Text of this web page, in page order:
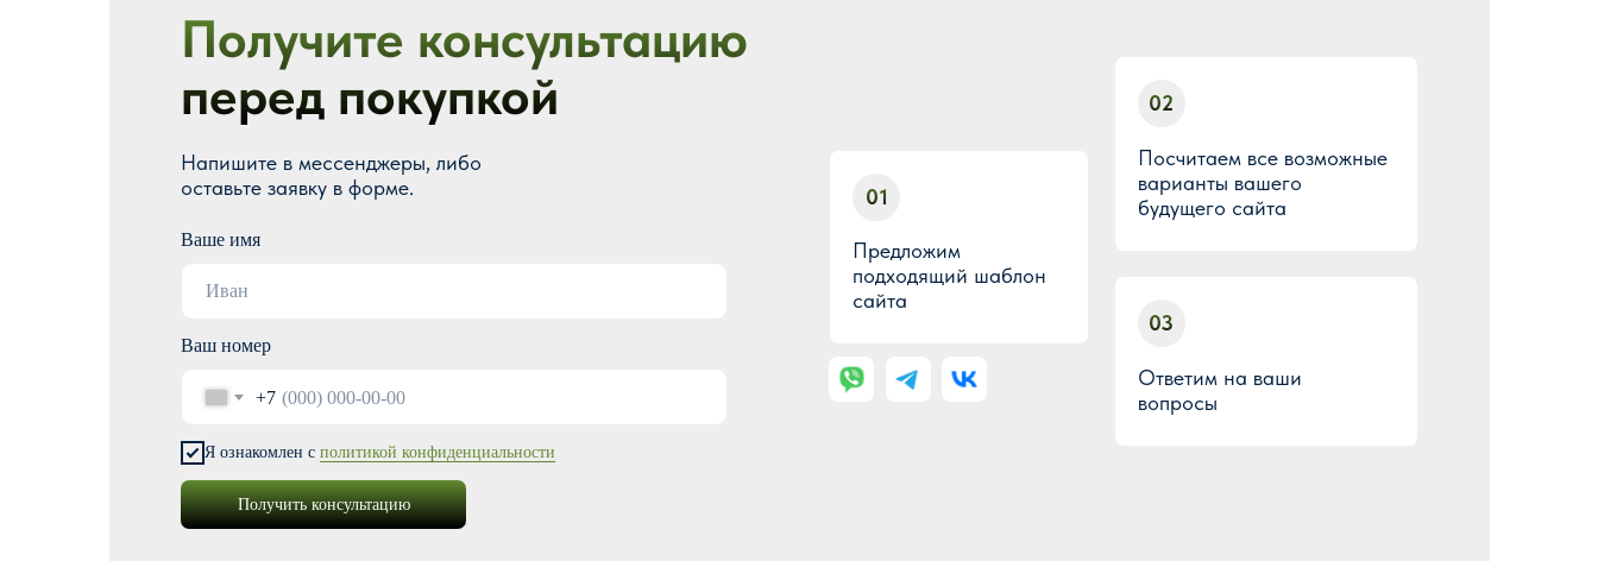
Получите консультацию
перед покупкой
Ваше имя
Ваш номер
+7
Я ознакомлен с политикой конфиденциальности
Получить консультацию
Напишите в мессенджеры, либо
оставьте заявку в форме.
Предложим
подходящий шаблон
сайта
01
Посчитаем все возможные
варианты вашего
будущего сайта
02
Ответим на ваши
вопросы
03